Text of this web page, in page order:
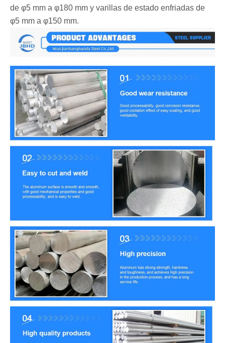
de φ5 mm a φ180 mm y varillas de estado enfriadas de
φ5 mm a φ150 mm.